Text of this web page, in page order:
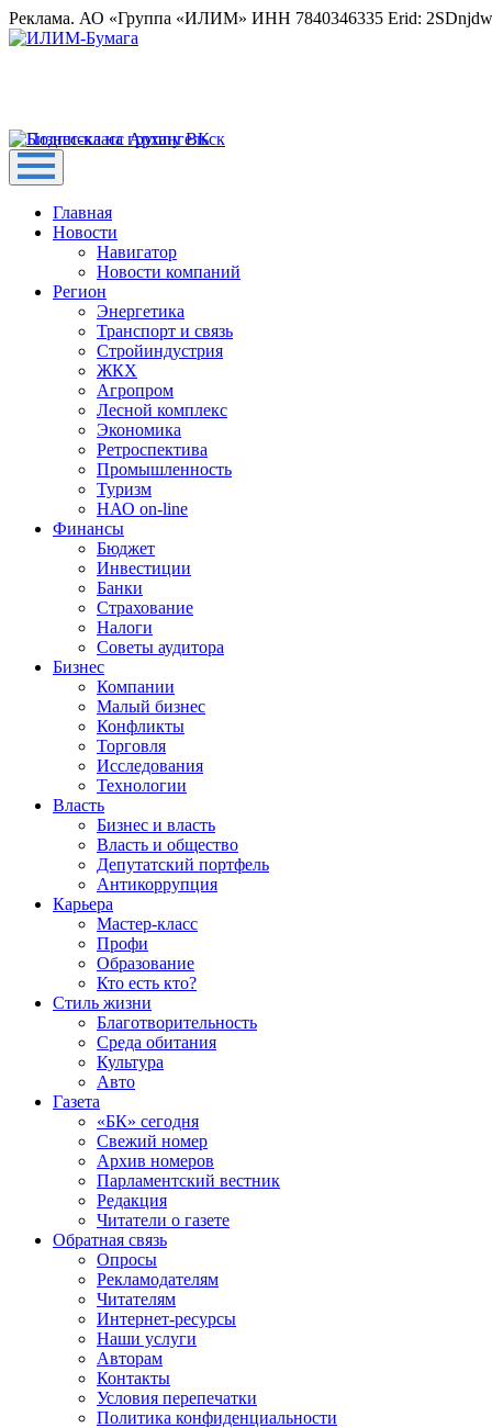
Реклама. АО «Группа «ИЛИМ» ИНН 7840346335 Erid:
Главная
Новости
Навигатор
Новости компаний
Регион
Энергетика
Транспорт и связь
Стройиндустрия
ЖКХ
Агропром
Лесной комплекс
Экономика
Ретроспектива
Промышленность
Туризм
НАО on-line
Финансы
Бюджет
Инвестиции
Банки
Страхование
Налоги
Советы аудитора
Бизнес
Компании
Малый бизнес
Конфликты
Торговля
Исследования
Технологии
Власть
Бизнес и власть
Власть и общество
Депутатский портфель
Антикоррупция
Карьера
Мастер-класс
Профи
Образование
Кто есть кто?
Стиль жизни
Благотворительность
Среда обитания
Культура
Авто
Газета
«БК» сегодня
Свежий номер
Архив номеров
Парламентский вестник
Редакция
Читатели о газете
Обратная связь
Опросы
Рекламодателям
Читателям
Интернет-ресурсы
Наши услуги
Авторам
Контакты
Условия перепечатки
Политика конфиденциальности